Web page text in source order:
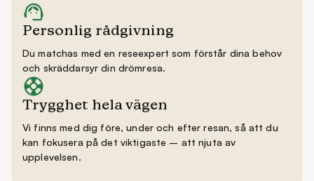
Personlig rådgivning
Du matchas med en reseexpert som förstår dina behov
och skräddarsyr din drömresa.
Trygghet hela vägen
Vi finns med dig före, under och efter resan, så att du
kan fokusera på det viktigaste – att njuta av
upplevelsen.